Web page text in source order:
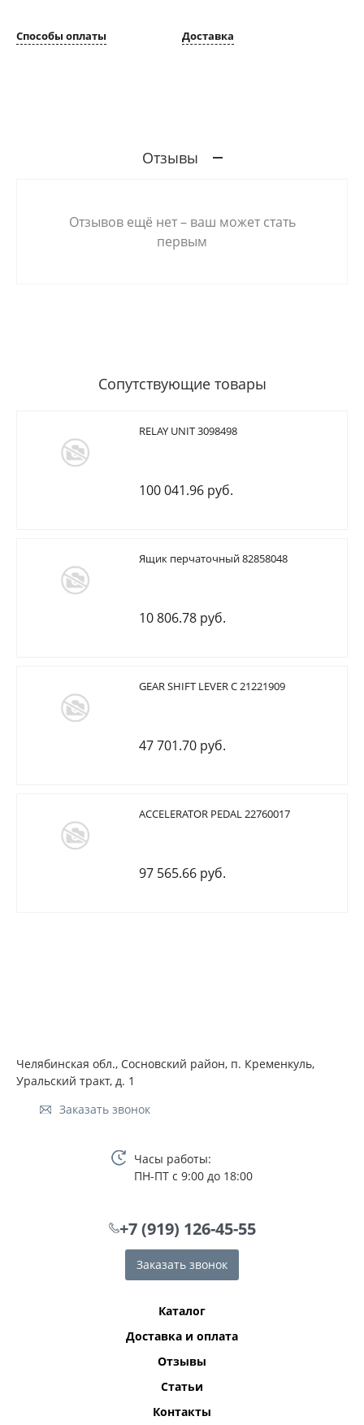
Способы оплаты Доставка
Отзывы
Отзывов ещё нет – ваш может стать
первым
Сопутствующие товары
RELAY UNIT 3098498
100 041.96 руб.
Ящик перчаточный 82858048
10 806.78 руб.
GEAR SHIFT LEVER C 21221909
47 701.70 руб.
ACCELERATOR PEDAL 22760017
97 565.66 руб.
Челябинская обл., Сосновский район, п. Кременкуль,
Уральский тракт, д. 1
Заказать звонок
Часы работы:
ПН-ПТ с 9:00 до 18:00
+7 (919) 126-45-55
Заказать звонок
Каталог
Доставка и оплата
Отзывы
Статьи
Контакты